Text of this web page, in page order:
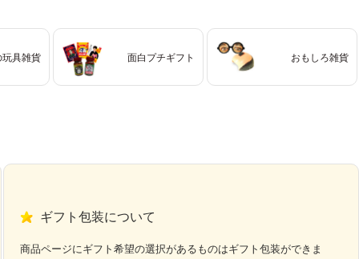
玩具雑貨 面白プチギフト おもしろ雑貨
ギフト包装について
商品ページにギフト希望の選択があるものはギフト包装ができま